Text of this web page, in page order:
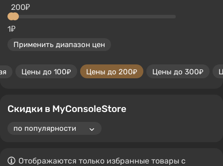
1₽
200₽
Применить диапазон цен
Цены до 100₽ Цены до 200₽ Цены до 300₽
Скидки в MyConsoleStore
Отображаются только избранные товары с